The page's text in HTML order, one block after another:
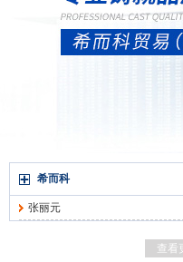
希而科
张丽元
查看